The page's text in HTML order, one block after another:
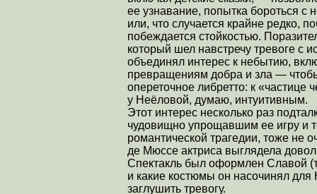
ее узнавание, попытка бороться
или, что случается крайне редко,
побеждается стойкостью.
который шел навстречу тревоге с
объединял интерес к небытию,
превращениям добра и зла —
опереточное либретто: к
у Неёловой, думаю, интуитивным.
Этот интерес несколько раз
чудовищно упрощавшим ее игру и
романтической трагедии, тоже не
де Мюссе актриса выглядела
Спектакль был оформлен Славой
и какие костюмы он насочинял
заглушить тревогу.